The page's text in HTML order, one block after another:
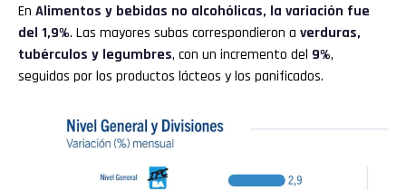
En Alimentos y bebidas no alcohólicas, la variación fue
del 1,9%. Las mayores subas correspondieron a verduras,
tubérculos y legumbres, con un incremento del 9%,
seguidas por los productos lácteos y los panificados.